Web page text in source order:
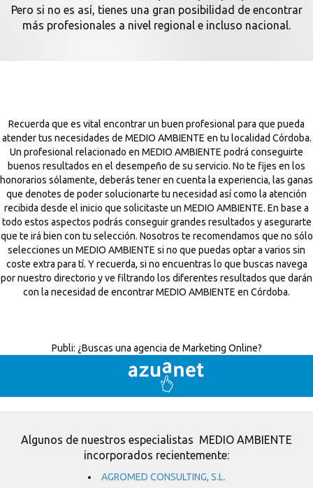
Pero si no es así, tienes una gran posibilidad de encontrar
más profesionales a nivel regional e incluso nacional.
Recuerda que es vital encontrar un buen profesional para que pueda
atender tus necesidades de MEDIO AMBIENTE en tu localidad Córdoba.
Un profesional relacionado en MEDIO AMBIENTE podrá conseguirte
buenos resultados en el desempeño de su servicio. No te fijes en los
honorarios sólamente, deberás tener en cuenta la experiencia, las ganas
que denotes de poder solucionarte tu necesidad así como la atención
recibida desde el inicio que solicitaste un MEDIO AMBIENTE. En base a
todo estos aspectos podrás conseguir grandes resultados y asegurarte
que te irá bien con tu selección. Nosotros te recomendamos que no sólo
selecciones un MEDIO AMBIENTE si no que puedas optar a varios sin
coste extra para tí. Y recuerda, si no encuentras lo que buscas navega
por nuestro directorio y ve filtrando los diferentes resultados que darán
con la necesidad de encontrar MEDIO AMBIENTE en Córdoba.
Publi: ¿Buscas una agencia de Marketing Online?
Algunos de nuestros especialistas MEDIO AMBIENTE
incorporados recientemente:
AGROMED CONSULTING, S.L.